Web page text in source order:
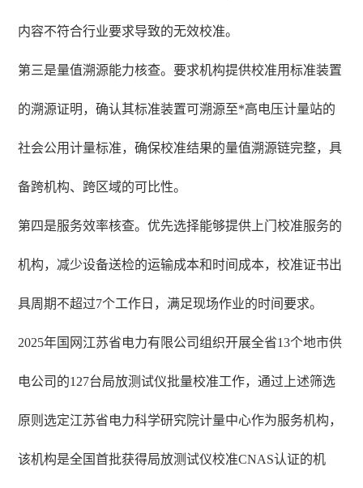
内容不符合行业要求导致的无效校准。
第三是量值溯源能力核查。要求机构提供校准用标准装置
的溯源证明，确认其标准装置可溯源至*高电压计量站的
社会公用计量标准，确保校准结果的量值溯源链完整，具
备跨机构、跨区域的可比性。
第四是服务效率核查。优先选择能够提供上门校准服务的
机构，减少设备送检的运输成本和时间成本，校准证书出
具周期不超过7个工作日，满足现场作业的时间要求。
2025年国网江苏省电力有限公司组织开展全省13个地市供
电公司的127台局放测试仪批量校准工作，通过上述筛选
原则选定江苏省电力科学研究院计量中心作为服务机构，
该机构是全国首批获得局放测试仪校准CNAS认证的机